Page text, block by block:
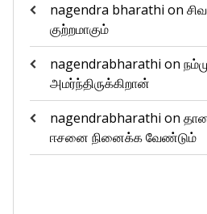
nagendra bharathi on
குற்றமாகும்
nagendrabharathi on
அமர்ந்திருக்கிறான்
nagendrabharathi on
ஈசனை நினைக்க வேண்டும்